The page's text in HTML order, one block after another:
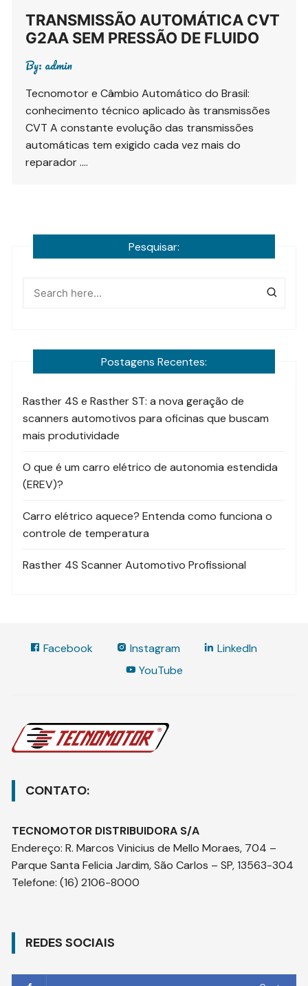
TRANSMISSÃO AUTOMÁTICA CVT
G2AA SEM PRESSÃO DE FLUIDO
By: admin
Tecnomotor e Câmbio Automático do Brasil:
conhecimento técnico aplicado às transmissões
CVT A constante evolução das transmissões
automáticas tem exigido cada vez mais do
reparador ….
Pesquisar:
Postagens Recentes:
Rasther 4S e Rasther ST: a nova geração de
scanners automotivos para oficinas que buscam
mais produtividade
O que é um carro elétrico de autonomia estendida
(EREV)?
Carro elétrico aquece? Entenda como funciona o
controle de temperatura
Rasther 4S Scanner Automotivo Profissional
Facebook Instagram
LinkedIn
YouTube
CONTATO:
TECNOMOTOR DISTRIBUIDORA S/A
Endereço:R. Marcos Vinicius de Mello Moraes, 704 –
Parque Santa Felicia Jardim, São Carlos – SP, 13563-304
Telefone:(16) 2106-8000
REDES SOCIAIS